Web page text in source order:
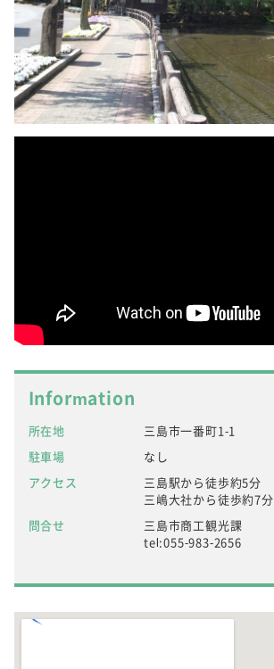
Information
所在地
三島市一番町1-1
駐車場
なし
アクセス
三島駅から徒歩約5分
三嶋大社から徒歩約7分
問合せ
三島市商工観光課
tel:055-983-2656